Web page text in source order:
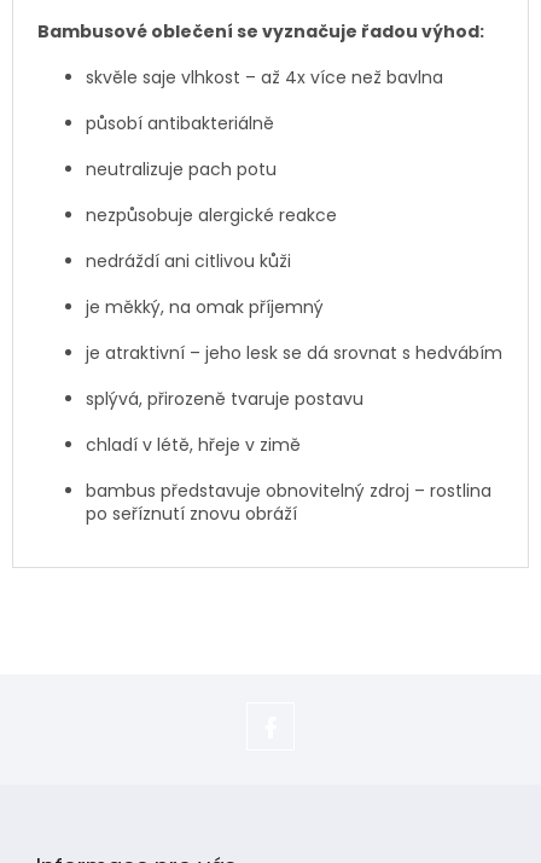
Bambusové oblečení se vyznačuje řadou výhod:
skvěle saje vlhkost – až 4x více než bavlna
působí antibakteriálně
neutralizuje pach potu
nezpůsobuje alergické reakce
nedráždí ani citlivou kůži
je měkký, na omak příjemný
je atraktivní – jeho lesk se dá srovnat s hedvábím
splývá, přirozeně tvaruje postavu
chladí v létě, hřeje v zimě
bambus představuje obnovitelný zdroj – rostlina
po seříznutí znovu obráží